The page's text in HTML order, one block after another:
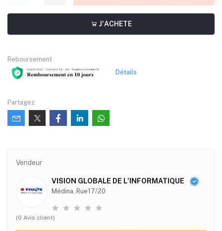
J'ACHETE
Reboursement
Détails
Partagez
Vendeur
VISION GLOBALE DE L'INFORMATIQUE
Médina, Rue17/20
(0 Avis client)